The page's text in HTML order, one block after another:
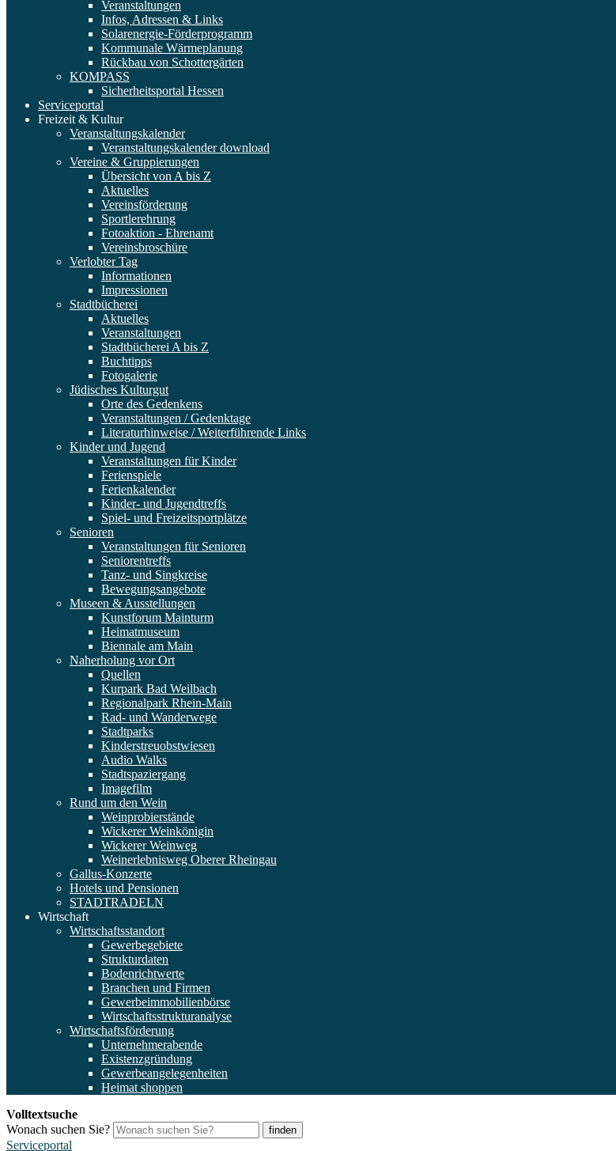
Veranstaltungen
Infos, Adressen & Links
Solarenergie-Förderprogramm
Kommunale Wärmeplanung
Rückbau von Schottergärten
KOMPASS
Sicherheitsportal Hessen
Serviceportal
Freizeit & Kultur
Veranstaltungskalender
Veranstaltungskalender download
Vereine & Gruppierungen
Übersicht von A bis Z
Aktuelles
Vereinsförderung
Sportlerehrung
Fotoaktion - Ehrenamt
Vereinsbroschüre
Verlobter Tag
Informationen
Impressionen
Stadtbücherei
Aktuelles
Veranstaltungen
Stadtbücherei A bis Z
Buchtipps
Fotogalerie
Jüdisches Kulturgut
Orte des Gedenkens
Veranstaltungen / Gedenktage
Literaturhinweise / Weiterführende Links
Kinder und Jugend
Veranstaltungen für Kinder
Ferienspiele
Ferienkalender
Kinder- und Jugendtreffs
Spiel- und Freizeitsportplätze
Senioren
Veranstaltungen für Senioren
Seniorentreffs
Tanz- und Singkreise
Bewegungsangebote
Museen & Ausstellungen
Kunstforum Mainturm
Heimatmuseum
Biennale am Main
Naherholung vor Ort
Quellen
Kurpark Bad Weilbach
Regionalpark Rhein-Main
Rad- und Wanderwege
Stadtparks
Kinderstreuobstwiesen
Audio Walks
Stadtspaziergang
Imagefilm
Rund um den Wein
Weinprobierstände
Wickerer Weinkönigin
Wickerer Weinweg
Weinerlebnisweg Oberer Rheingau
Gallus-Konzerte
Hotels und Pensionen
STADTRADELN
Wirtschaft
Wirtschaftsstandort
Gewerbegebiete
Strukturdaten
Bodenrichtwerte
Branchen und Firmen
Gewerbeimmobilienbörse
Wirtschaftsstrukturanalyse
Wirtschaftsförderung
Unternehmerabende
Existenzgründung
Gewerbeangelegenheiten
Heimat shoppen
Volltextsuche
Wonach suchen Sie?
finden
Serviceportal